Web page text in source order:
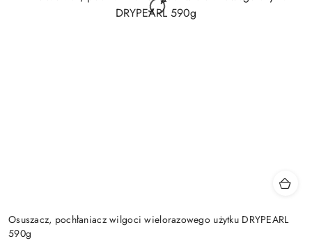
Osuszacz, pochłaniacz wilgoci wielorazowego użytku DRYPEARL
590g